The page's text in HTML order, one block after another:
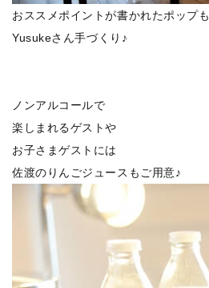
おススメポイントが書かれたポップも
Yusukeさん手づくり♪
ノンアルコールで
楽しまれるゲストや
お子さまゲストには
佐渡のりんごジュースもご用意♪